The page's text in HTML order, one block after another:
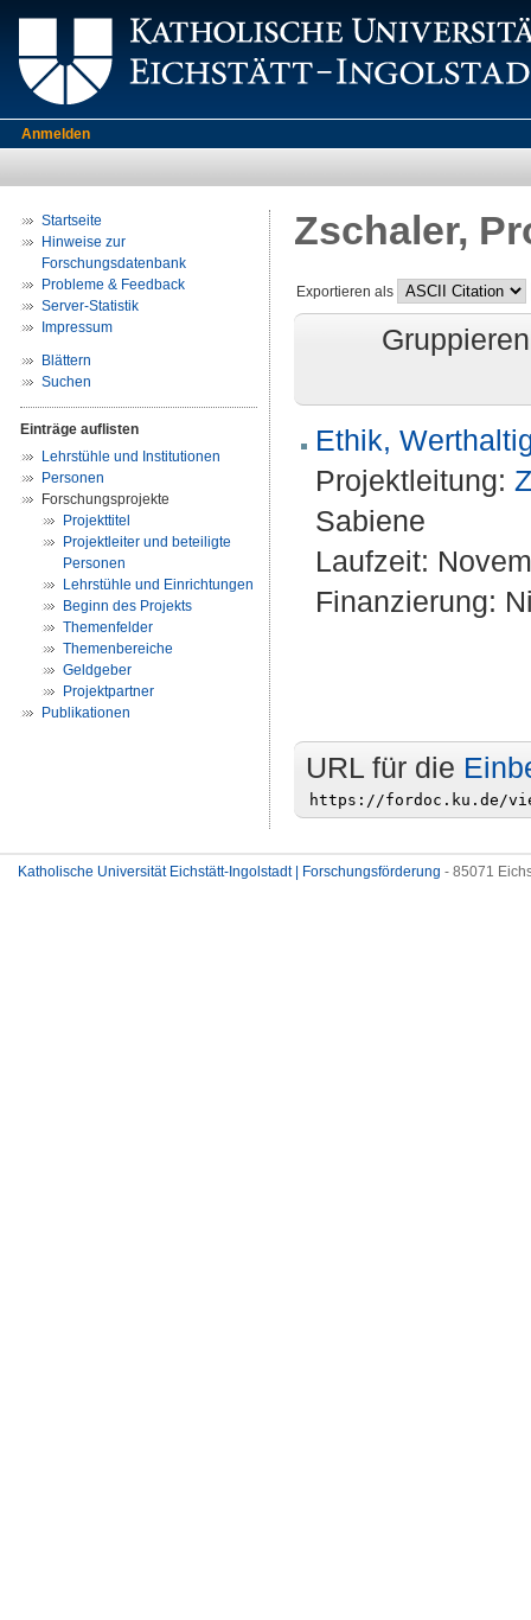
Anmelden
Startseite
Hinweise zur
Forschungsdatenbank
Probleme & Feedback
Server-Statistik
Impressum
Blättern
Suchen
Einträge auflisten
Lehrstühle und Institutionen
Personen
Forschungsprojekte
Projekttitel
Projektleiter und beteiligte
Personen
Lehrstühle und Einrichtungen
Beginn des Projekts
Themenfelder
Themenbereiche
Geldgeber
Projektpartner
Publikationen
Zschaler,
Exportieren als
Ethik,
Projektleitung:
Sabiene
Laufzeit:
Finanzierung:
URL für die
Katholische Universität Eichstätt-Ingolstadt | Forschungsförderung - 85071